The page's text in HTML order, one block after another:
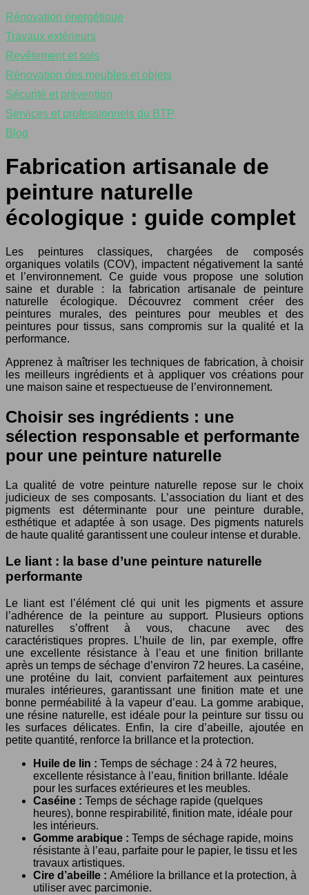
Rénovation énergétique
Travaux extérieurs
Revêtement et sols
Rénovation des meubles et objets
Sécurité et prévention
Services et professionnels du BTP
Blog
Fabrication artisanale de
peinture naturelle
écologique : guide complet
Les peintures classiques, chargées de composés
organiques volatils (COV), impactent négativement la santé
et l’environnement. Ce guide vous propose une solution
saine et durable : la fabrication artisanale de peinture
naturelle écologique. Découvrez comment créer des
peintures murales, des peintures pour meubles et des
peintures pour tissus, sans compromis sur la qualité et la
performance.
Apprenez à maîtriser les techniques de fabrication, à choisir
les meilleurs ingrédients et à appliquer vos créations pour
une maison saine et respectueuse de l’environnement.
Choisir ses ingrédients : une
sélection responsable et performante
pour une peinture naturelle
La qualité de votre peinture naturelle repose sur le choix
judicieux de ses composants. L’association du liant et des
pigments est déterminante pour une peinture durable,
esthétique et adaptée à son usage. Des pigments naturels
de haute qualité garantissent une couleur intense et durable.
Le liant : la base d’une peinture naturelle
performante
Le liant est l’élément clé qui unit les pigments et assure
l’adhérence de la peinture au support. Plusieurs options
naturelles s’offrent à vous, chacune avec des
caractéristiques propres. L’huile de lin, par exemple, offre
une excellente résistance à l’eau et une finition brillante
après un temps de séchage d’environ 72 heures. La caséine,
une protéine du lait, convient parfaitement aux peintures
murales intérieures, garantissant une finition mate et une
bonne perméabilité à la vapeur d’eau. La gomme arabique,
une résine naturelle, est idéale pour la peinture sur tissu ou
les surfaces délicates. Enfin, la cire d’abeille, ajoutée en
petite quantité, renforce la brillance et la protection.
Huile de lin : Temps de séchage : 24 à 72 heures,
excellente résistance à l’eau, finition brillante. Idéale
pour les surfaces extérieures et les meubles.
Caséine : Temps de séchage rapide (quelques
heures), bonne respirabilité, finition mate, idéale pour
les intérieurs.
Gomme arabique : Temps de séchage rapide, moins
résistante à l’eau, parfaite pour le papier, le tissu et les
travaux artistiques.
Cire d’abeille : Améliore la brillance et la protection, à
utiliser avec parcimonie.